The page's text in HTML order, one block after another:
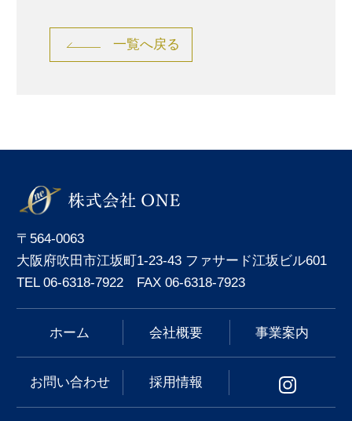
一覧へ戻る
〒564-0063
大阪府吹田市江坂町1-23-43 ファサード江坂ビル601
TEL 06-6318-7922 FAX 06-6318-7923
ホーム 会社概要 事業案内
お問い合わせ 採用情報